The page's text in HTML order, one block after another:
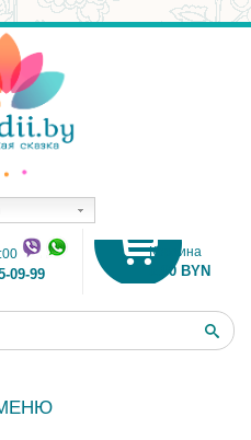
Корзина
0.00 BYN
09-99